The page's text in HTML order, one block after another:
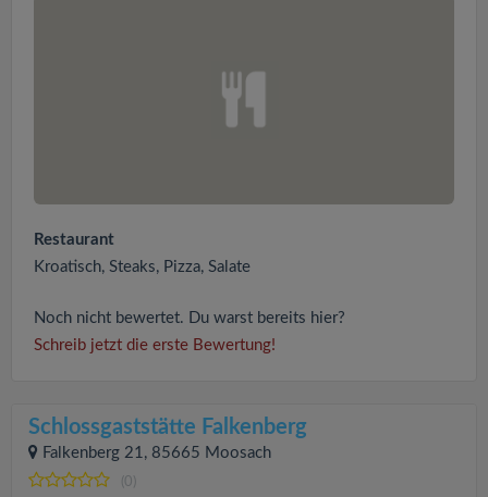
Restaurant
Kroatisch, Steaks, Pizza, Salate
Noch nicht bewertet. Du warst bereits hier?
Schreib jetzt die erste Bewertung!
Schlossgaststätte Falkenberg
Falkenberg 21, 85665 Moosach
(0)